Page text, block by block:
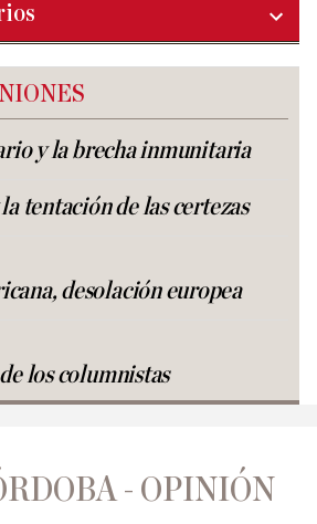
y la brecha inmunitaria
tentación de las certezas
desolación europea
los columnistas
- OPINIÓN